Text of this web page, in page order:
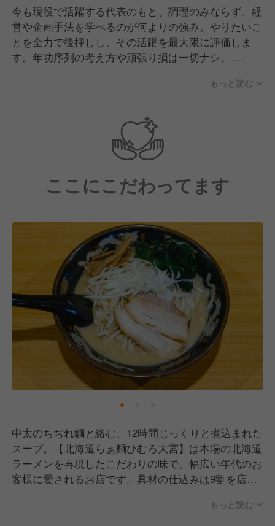
今も現役で活躍する代表のもと、調理のみならず、経
営や企画手法を学べるのが何よりの強み。やりたいこ
とを全力で後押しし、その活躍を最大限に評価しま
す。年功序列の考え方や頑張り損は一切ナシ。
もっと読む
ここにこだわってます
中太のちぢれ麵と絡む、12時間じっくりと煮込まれた
スープ。【北海道らぁ麵ひむろ大宮】は本場の北海道
ラーメンを再現したこだわりの味で、幅広い年代のお
客様に愛されるお店です。具材の仕込みは9割を店内
もっと読む